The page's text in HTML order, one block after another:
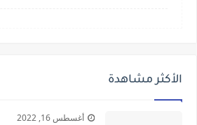
الأكثر مشاهدة
أغسطس 16, 2022